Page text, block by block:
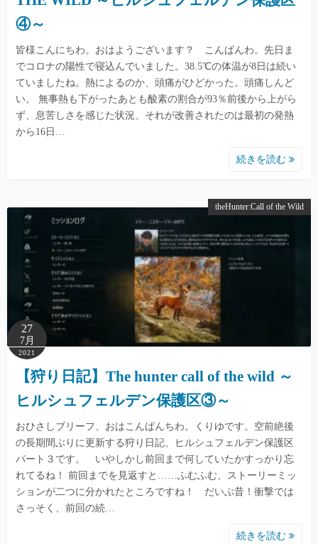
④～
皆様こんにちわ。おはようございます？ こんばんわ。先日ま
でコロナの陽性で寝込んでいました。38.5℃の体温が8日は続い
ていましたね。熱によるのか、頭痛がひどかった。頭痛しんど
い。 無事熱も下がったあとも酸素の割合が93％前後から上がら
ず、息苦しさを感じた状況、それが改善されたのは最初の発熱
から16日…
続きを読む
theHunter:Call of the Wild
27
7月
2021
【狩り日記】The hunter call of the wild ～
ヒルシュフェルデン保護区③～
おひさしブリーフ、おはこんばんちわ。くりゆです。空前絶後
の長期間ぶりに更新する狩り日記、ヒルシュフェルデン保護区
パート３です。 いやしかし前回まで何していたかすっかり忘
れてるね！ 前回までを見返すと……ふむふむ、ストーリーミッ
ションが二つに分かれたところですね！ だいぶ昔！衝撃では
さっそく、前回の続…
続きを読む